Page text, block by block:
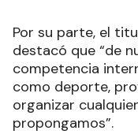
Por su parte, el
destacó que “de
competencia
como deporte,
organizar
propongamos”.